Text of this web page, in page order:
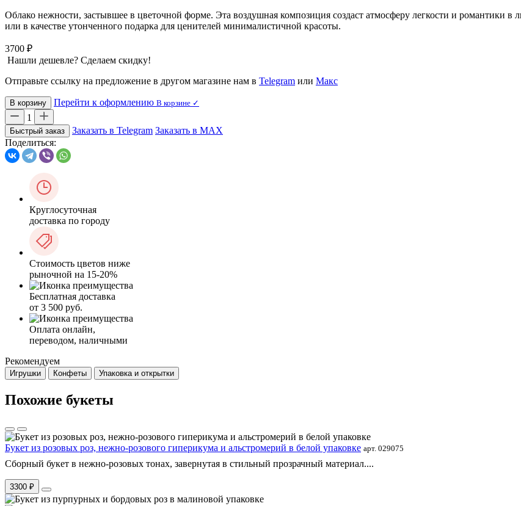
Облако нежности, застывшее в цветочной форме. Эта воздушная композиция создаст атмосферу легкости и романтики
или в качестве утонченного подарка для ценителей минималистичной красоты.
3700 ₽
Нашли дешевле? Сделаем скидку!
Отправьте ссылку на предложение в другом магазине нам в Telegram или Макс
В корзину Перейти к оформлению В корзине ✓
1
Быстрый заказ Заказать в Telegram Заказать в MAX
Поделиться:
Круглосуточная
доставка по городу
Стоимость цветов ниже
рыночной на 15-20%
Бесплатная доставка
от 3 500 руб.
Оплата онлайн,
переводом, наличными
Рекомендуем
Игрушки Конфеты Упаковка и открытки
Похожие букеты
Букет из розовых роз, нежно-розового гиперикума и альстромерий в белой упаковке арт. 029075
Сборный букет в нежно-розовых тонах, завернутая в стильный прозрачный материал....
3300 ₽